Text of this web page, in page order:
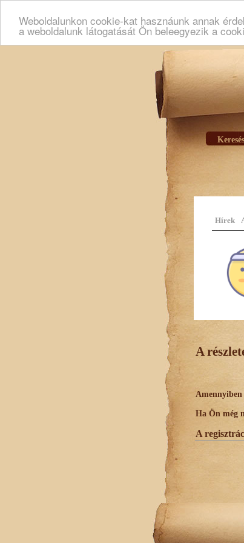
Weboldalunkon cookie-kat hasznáunk annak
a weboldalunk látogatását Ön beleegyezik a
Keresés
Hírek
A
Ha Ön még
A